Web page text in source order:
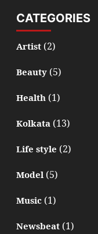
CATEGORIES
Artist(2)
Beauty(5)
Health(1)
Kolkata(13)
Life style (2)
Model(5)
Music(1)
Newsbeat(1)